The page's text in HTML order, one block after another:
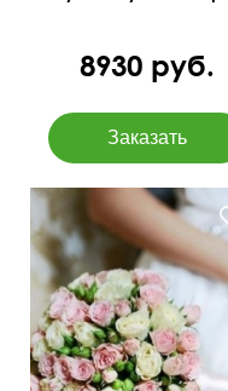
8930 руб.